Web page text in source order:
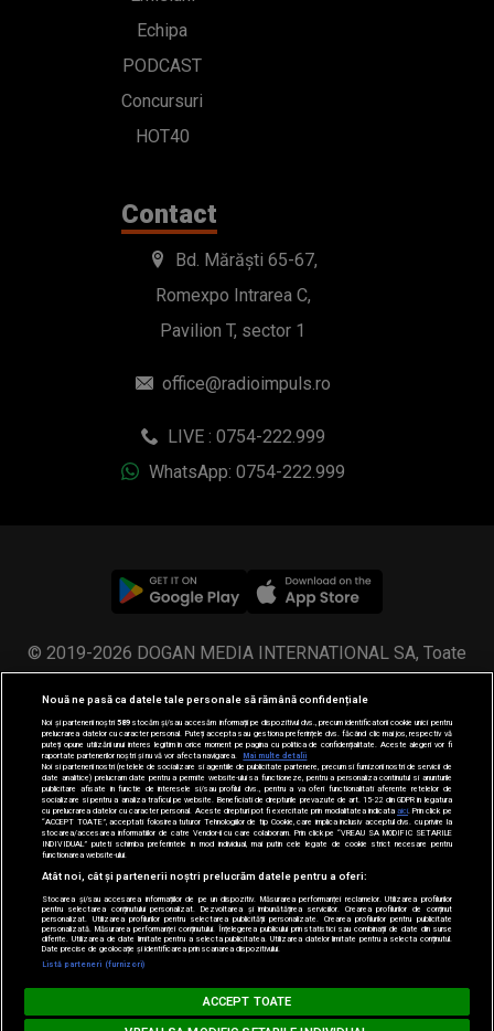
Echipa
PODCAST
Concursuri
HOT40
Contact
Bd. Mărăști 65-67,
Romexpo Intrarea C,
Pavilion T, sector 1
office@radioimpuls.ro
LIVE : 0754-222.999
WhatsApp: 0754-222.999
© 2019-2026 DOGAN MEDIA INTERNATIONAL SA, Toate
drepturile rezervate.
Loading...
- Poveste Fara SfarsitB.U.G. MAFIA & CATALINA - Poveste Fara
Nouă ne pasă ca datele tale personale să rămână confidențiale
Noi și partenerii noștri589stocăm și/sau accesăm informații pe dispozitivul dvs., precum identificatorii cookie unici pentru
prelucrarea datelor cu caracter personal. Puteți accepta sau gestiona preferințele dvs. făcând clic mai jos, respectiv vă
puteți opune utilizării unui interes legitim în orice moment pe pagina cu politica de confidențialitate. Aceste alegeri vor fi
raportate partenerilor noștri și nu vă vor afecta navigarea.
Mai multe detalii
Noi si partenerii nostri (retelele de socializare si agentiile de publicitate partenere, precum si furnizorii nostri de servicii de
date analitice) prelucram date pentru a permite website-ului sa functioneze, pentru a personaliza continutul si anunturile
publicitare afisate in functie de interesele si/sau profilul dvs., pentru a va oferi functionalitati aferente retelelor de
socializare si pentru a analiza traficul pe website. Beneficiati de drepturile prevazute de art. 15-22 din GDPR in legatura
cu prelucrarea datelor cu caracter personal. Aceste drepturi pot fi exercitate prin modalitatea indicataaici . Prin click pe
“ACCEPT TOATE”, acceptati folosirea tuturor Tehnologiilor de tip Cookie, care implica inclusiv acceptul dvs. cu privire la
stocarea/accesarea informatiilor de catre Vendor-ii cu care colaboram. Prin click pe “VREAU SA MODIFIC SETARILE
INDIVIDUAL” puteti schimba preferintele in mod individual, mai putin cele legate de cookie strict necesare pentru
functionarea website-ului.
Atât noi, cât și partenerii noștri prelucrăm datele pentru a oferi:
Stocarea și/sau accesarea informațiilor de pe un dispozitiv. Măsurarea performanței reclamelor. Utilizarea profilurilor
pentru selectarea conținutului personalizat. Dezvoltarea și îmbunătățirea serviciilor. Crearea profilurilor de conținut
personalizat. Utilizarea profilurilor pentru selectarea publicității personalizate. Crearea profilurilor pentru publicitate
personalizată. Măsurarea performanței conținutului. Înțelegerea publicului prin statistici sau combinații de date din surse
diferite. Utilizarea de date limitate pentru a selecta publicitatea. Utilizarea datelor limitate pentru a selecta conținutul.
Date precise de geolocație și identificarea prin scanarea dispozitivului.
Listă parteneri (furnizori)
ACCEPT TOATE